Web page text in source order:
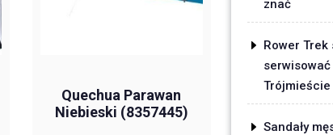
Quechua Parawan
Niebieski (8357445)
znać
Rower Trek
Trójmieście
Sandały